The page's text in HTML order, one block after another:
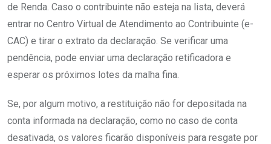
de Renda. Caso o contribuinte não esteja na lista, deverá
entrar no Centro Virtual de Atendimento ao Contribuinte (e-
CAC) e tirar o extrato da declaração. Se verificar uma
pendência, pode enviar uma declaração retificadora e
esperar os próximos lotes da malha fina.
Se, por algum motivo, a restituição não for depositada na
conta informada na declaração, como no caso de conta
desativada, os valores ficarão disponíveis para resgate por